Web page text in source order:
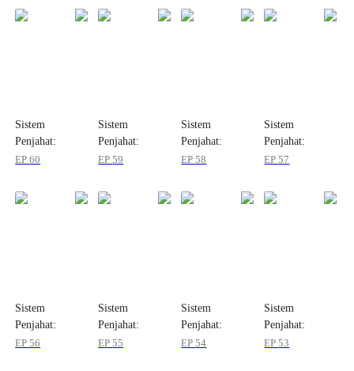
Sistem
Penjahat:
Melawan Garis
EP60
Sistem
Penjahat:
Melawan Garis
EP59
Sistem
Penjahat:
Melawan Garis
EP58
Sistem
Penjahat:
Melawan Garis
EP57
Sistem
Penjahat:
Melawan Garis
EP56
Sistem
Penjahat:
Melawan Garis
EP55
Sistem
Penjahat:
Melawan Garis
EP54
Sistem
Penjahat:
Melawan Garis
EP53